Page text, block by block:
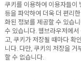
쿠키를 이용하여 이용자들이
등을 파악하여 더욱 더 편리
화된 정보를 제공할 수 있습
수 있습니다. 웹브라우저에
고, 쿠키가 저장될 때마다 확
니다. 다만, 쿠키의 저장을 거
할 수 없습니다.